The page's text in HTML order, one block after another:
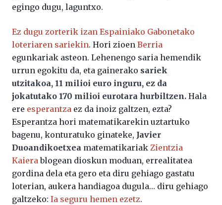
egingo dugu, laguntxo.
Ez dugu zorterik izan Espainiako Gabonetako
loteriaren sariekin. Hori zioen Berria
egunkariak asteon. Lehenengo saria hemendik
urrun egokitu da, eta gainerako sariek
utzitakoa, 11 milioi euro inguru, ez da
jokatutako 170 milioi eurotara hurbiltzen. Hala
ere esperantza ez da inoiz galtzen, ezta?
Esperantza hori matematikarekin uztartuko
bagenu, konturatuko ginateke, Javier
Duoandikoetxea matematikariak Zientzia
Kaierablogean dioskun moduan, errealitatea
gordina dela eta gero eta diru gehiago gastatu
loterian, aukera handiagoa dugula… diru gehiago
galtzeko: Ia seguru hemen ezetz.